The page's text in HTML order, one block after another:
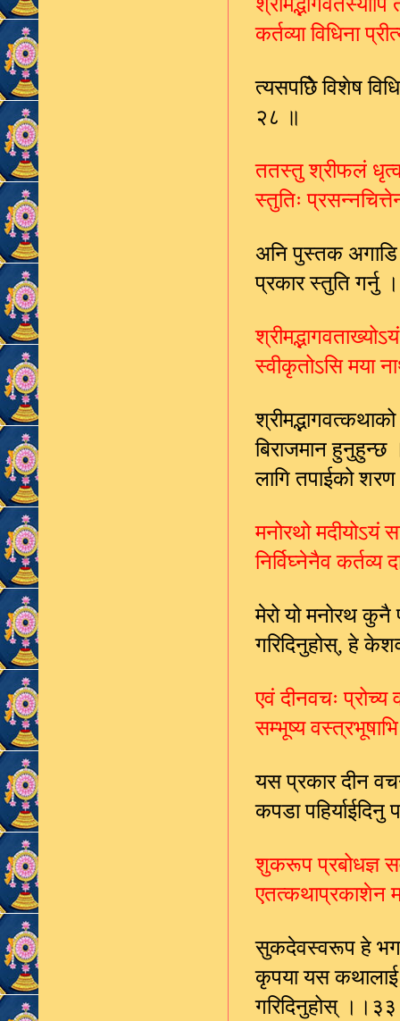
कर्तव्या विधिना
त्यसपछिे विशेष
२८ ॥
ततस्तु श्रीफलं
स्तुतिः
अनि पुस्तक अगाडि
प्रकार स्तुति
स्वीकृतोऽसि मया
बिराजमान हुनुहुन्छ
लागि तपाईको
मनोरथो मदीयोऽयं
निर्विघ्नेनैव
मेरो यो मनोरथ कुनै
गरिदिनुहोस्,हे
एवं दीनवचः
सम्भूष्य
यस प्रकार दीन
कपडा
शुकरूप प्रबोधज्ञ
एतत्कथाप्रकाशेन
सुकदेवस्वरूप हे
कृपया यस कथालाई
गरिदिनुहोस्